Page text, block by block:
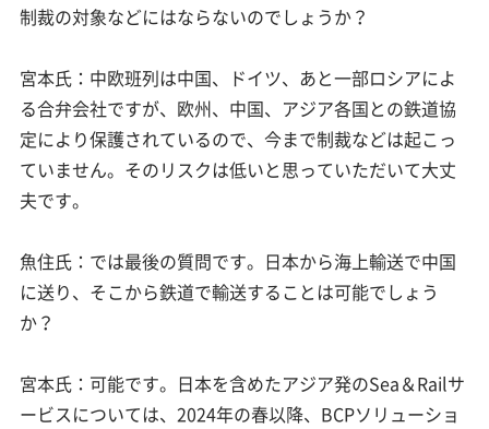
制裁の対象などにはならないのでしょうか？
宮本氏：中欧班列は中国、ドイツ、あと一部ロシアによ
る合弁会社ですが、欧州、中国、アジア各国との鉄道協
定により保護されているので、今まで制裁などは起こっ
ていません。そのリスクは低いと思っていただいて大丈
夫です。
魚住氏：では最後の質問です。日本から海上輸送で中国
に送り、そこから鉄道で輸送することは可能でしょう
か？
宮本氏：可能です。日本を含めたアジア発のSea＆Railサ
ービスについては、2024年の春以降、BCPソリューショ